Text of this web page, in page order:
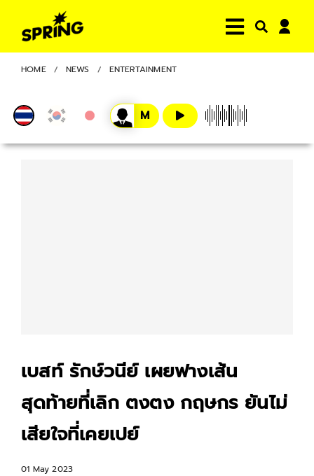
HOME NEWS ENTERTAINMENT
เบสท์ รักษ์วนีย์ เผยฟางเส้น
สุดท้ายที่เลิก ตงตง กฤษกร ยันไม่
เสียใจที่เคยเปย์
01 May 2023